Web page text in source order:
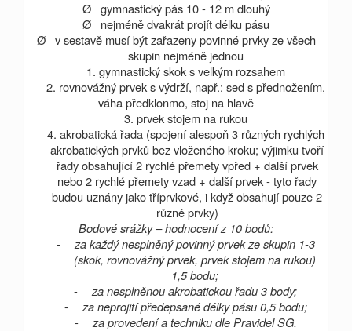
Ø gymnastický pás 10 - 12 mdlouhý
Ø
nejméně dvakrát projít délku pásu
Ø v sestavě musí být zařazeny povinné prvky ze všech
skupin nejméně jednou
1. gymnastický skok s velkým rozsahem
2. rovnovážný prvek s výdrží, např.: sed s přednožením,
váha předklonmo, stoj na hlavě
3. prvek stojem na rukou
4. akrobatická řada (spojení alespoň 3 různých rychlých
akrobatických prvků bez vloženého kroku; výjimku tvoří
řady obsahující 2 rychlé přemety vpřed + další prvek
nebo 2 rychlé přemety vzad + další prvek - tyto řady
budou uznány jako tříprvkové, i když obsahují pouze 2
různé prvky)
Bodové srážky – hodnocení z 10 bodů:
-
za každý nesplněný povinný prvek ze skupin 1-3
(skok, rovnovážný prvek, prvek stojem na rukou)
1,5 bodu;
-
za nesplněnou akrobatickou řadu 3 body;
-
za neprojití předepsané délky pásu 0,5 bodu;
-
za provedení a techniku dle Pravidel SG.